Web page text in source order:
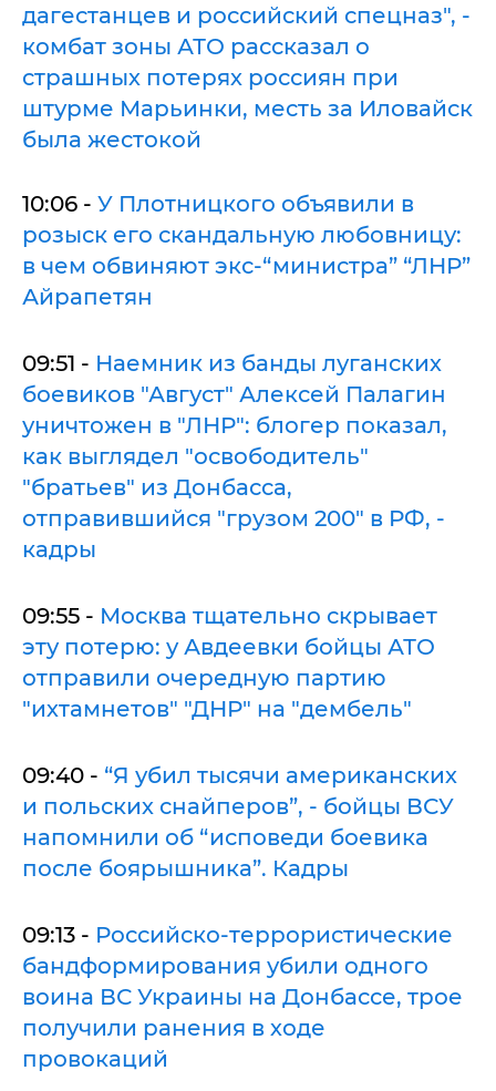
дагестанцев и российский спецназ", -
комбат зоны АТО рассказал о
страшных потерях россиян при
штурме Марьинки, месть за Иловайск
была жестокой
10:06 - У Плотницкого объявили в
розыск его скандальную любовницу:
в чем обвиняют экс-“министра” “ЛНР”
Айрапетян
09:51 - Наемник из банды луганских
боевиков "Август" Алексей Палагин
уничтожен в "ЛНР": блогер показал,
как выглядел "освободитель"
"братьев" из Донбасса,
отправившийся "грузом 200" в РФ, -
кадры
09:55 - Москва тщательно скрывает
эту потерю: у Авдеевки бойцы АТО
отправили очередную партию
"ихтамнетов" "ДНР" на "дембель"
09:40 - “Я убил тысячи американских
и польских снайперов”, - бойцы ВСУ
напомнили об “исповеди боевика
после боярышника”. Кадры
09:13 - Российско-террористические
бандформирования убили одного
воина ВС Украины на Донбассе, трое
получили ранения в ходе
провокаций